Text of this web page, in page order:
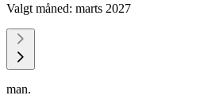
Valgt måned: marts 2027
man.